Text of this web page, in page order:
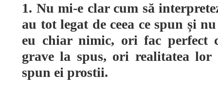
1. Nu mi-e clar cum să
au tot legat de ceea ce spun și
eu chiar nimic, ori fac perfect
grave la spus, ori realitatea
spun ei prostii.